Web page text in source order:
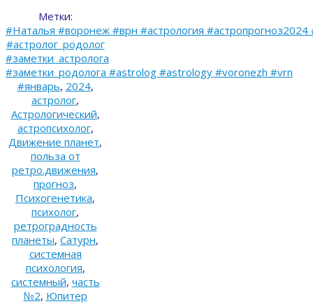
Метки:
#Наталья #воронеж #врн #астрология #астропрогноз2024
#астролог_родолог
#заметки_астролога
#заметки_родолога #astrolog #astrology #voronezh #vrn
#январь, 2024,
астролог,
Астрологический,
астропсихолог,
Движение планет,
польза от
ретро.движения,
прогноз,
Психогенетика,
психолог,
ретроградность
планеты, Сатурн,
системная
психология,
системный, часть
№2, Юпитер